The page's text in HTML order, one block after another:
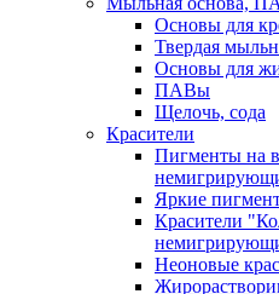
Основы для
Твердая
Основы для
ПАВы
Щелочь, сода
Красители
Пигменты на
Яркие
Красители
Неоновые